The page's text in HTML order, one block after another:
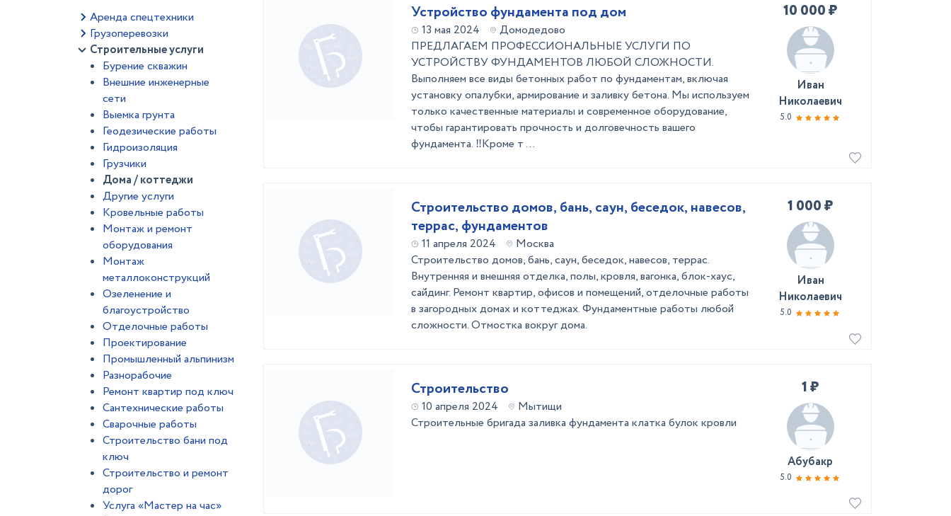
Аренда спецтехники
Грузоперевозки
Строительные услуги
Бурение скважин
Внешние инженерные
сети
Выемка грунта
Геодезические работы
Гидроизоляция
Грузчики
Дома / коттеджи
Другие услуги
Кровельные работы
Монтаж и ремонт
оборудования
Монтаж
металлоконструкций
Озеленение и
благоустройство
Отделочные работы
Проектирование
Промышленный альпинизм
Разнорабочие
Ремонт квартир под ключ
Сантехнические работы
Сварочные работы
Строительство бани под
ключ
Строительство и ремонт
дорог
Услуга «Мастер на час»
Устройство фундамента под дом
13 мая 2024
Домодедово
ПРЕДЛАГАЕМ ПРОФЕССИОНАЛЬНЫЕ УСЛУГИ ПО
УСТРОЙСТВУ ФУНДАМЕНТОВ ЛЮБОЙ СЛОЖНОСТИ.
Выполняем все виды бетонных работ по фундаментам, включая
установку опалубки, армирование и заливку бетона. Мы используем
только качественные материалы и современное оборудование,
чтобы гарантировать прочность и долговечность вашего
фундамента. ‼Кроме т ...
10 000 ₽
Иван
Николаевич
5.0
Строительство домов, бань, саун, беседок, навесов,
террас, фундаментов
11 апреля 2024
Москва
Строительство домов, бань, саун, беседок, навесов, террас.
Внутренняя и внешняя отделка, полы, кровля, вагонка, блок-хаус,
сайдинг. Ремонт квартир, офисов и помещений, отделочные работы
в загородных домах и коттеджах. Фундаментные работы любой
сложности. Отмостка вокруг дома.
1 000 ₽
Иван
Николаевич
5.0
Строительство
10 апреля 2024
Мытищи
Строительные бригада заливка фундамента клатка булок кровли
1 ₽
Абубакр
5.0